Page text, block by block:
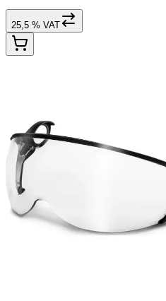
25,5 % VAT